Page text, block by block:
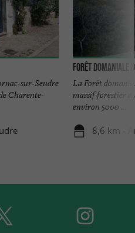
sur-Seudre
Charente-
Forêt domaniale
La Forêt
massif forestier
environ 5000 ...
8,6 km -